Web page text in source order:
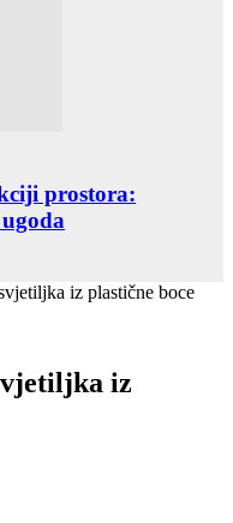
prostora:
iz plastične boce
iz